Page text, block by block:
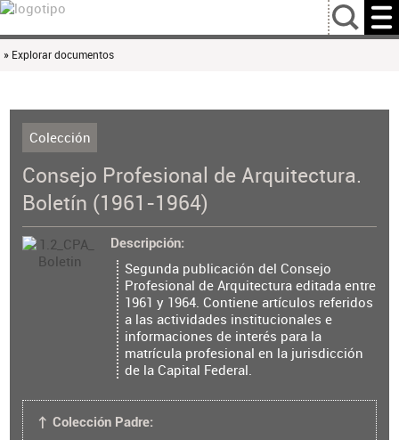
…
» Explorar documentos
Colección
Consejo Profesional de Arquitectura.
Boletín (1961-1964)
Descripción
Segunda publicación del Consejo
Profesional de Arquitectura editada entre
1961 y 1964. Contiene artículos referidos
a las actividades institucionales e
informaciones de interés para la
matrícula profesional en la jurisdicción
de la Capital Federal.
↑ Colección Padre: